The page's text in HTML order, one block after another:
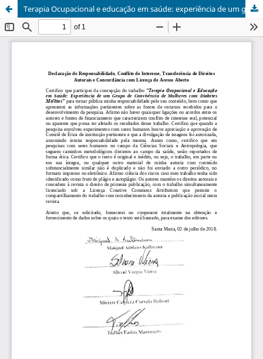
Terapia Ocupacional e educação em saúde: experiência de um grupo de convivência de mulheres com Diabetes Melliitus/Occupational Therapy and health education: experience of a group of social living in between women with diabetes mellitus